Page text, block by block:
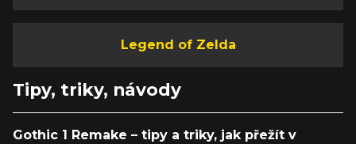
Legend of Zelda
Tipy, triky, návody
Gothic 1 Remake – tipy a triky, jak přežít v